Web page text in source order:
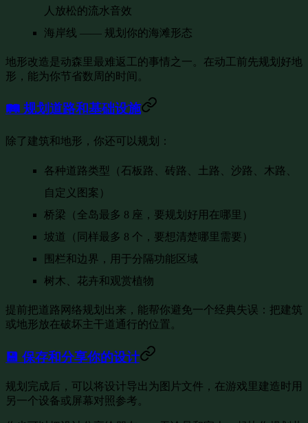
人放松的流水音效
海岸线 —— 规划你的海滩形态
地形改造是动森里最难返工的事情之一。在动工前先规划好地
形，能为你节省数周的时间。
🛤️ 规划道路和基础设施
除了建筑和地形，你还可以规划：
各种道路类型
（石板路、砖路、土路、沙路、木路、
自定义图案）
桥梁 （全岛最多 8 座，要规划好用在哪里）
坡道
（同样最多 8 个，要想清楚哪里需要）
围栏和边界 ，用于分隔功能区域
树木、花卉和观赏植物
提前把道路网络规划出来，能帮你避免一个经典失误：把建筑
或地形放在破坏主干道通行的位置。
💾 保存和分享你的设计
规划完成后，可以将设计导出为图片文件，在游戏里建造时用
另一个设备或屏幕对照参考。